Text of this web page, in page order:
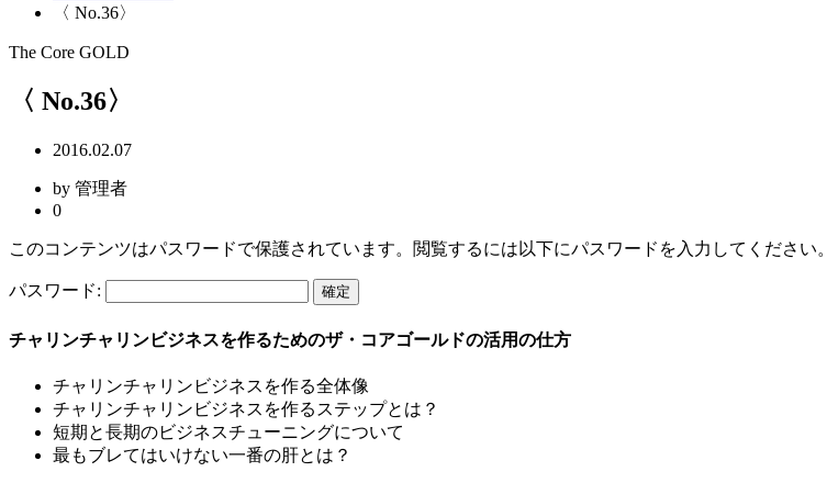
〈 No.36〉
The Core GOLD
〈 No.36〉
2016.02.07
by 管理者
0
このコンテンツはパスワードで保護されています。閲覧するには以下にパスワードを入力してください。
パスワード:
チャリンチャリンビジネスを作るためのザ・コアゴールドの活用の仕方
チャリンチャリンビジネスを作る全体像
チャリンチャリンビジネスを作るステップとは？
短期と長期のビジネスチューニングについて
最もブレてはいけない一番の肝とは？